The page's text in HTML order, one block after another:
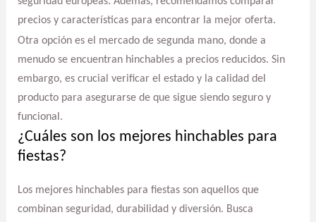
precios y características para encontrar la mejor oferta.
Otra opción es el mercado de segunda mano, donde a
menudo se encuentran hinchables a precios reducidos. Sin
embargo, es crucial verificar el estado y la calidad del
producto para asegurarse de que sigue siendo seguro y
funcional.
¿Cuáles son los mejores hinchables para
fiestas?
Los mejores hinchables para fiestas son aquellos que
combinan seguridad, durabilidad y diversión. Busca